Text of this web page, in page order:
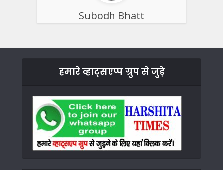
Subodh Bhatt
हमारे व्हाट्सएप्प ग्रुप से जुड़े